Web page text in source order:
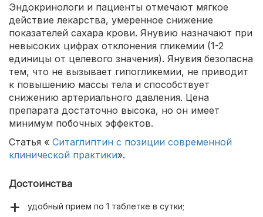
Эндокринологи и пациенты отмечают мягкое
действие лекарства, умеренное снижение
показателей сахара крови. Янувию назначают при
невысоких цифрах отклонения гликемии (1-2
единицы от целевого значения). Янувия безопасна
тем, что не вызывает гипогликемии, не приводит
к повышению массы тела и способствует
снижению артериального давления. Цена
препарата достаточно высока, но он имеет
минимум побочных эффектов.
Статья « Ситаглиптин с позиции современной
клинической практики».
Достоинства
удобный прием по 1 таблетке в сутки;